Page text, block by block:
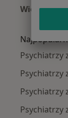
Więcej (15)
Psychiatrzy
Psychiatrzy
Psychiatrzy
Psychiatrzy